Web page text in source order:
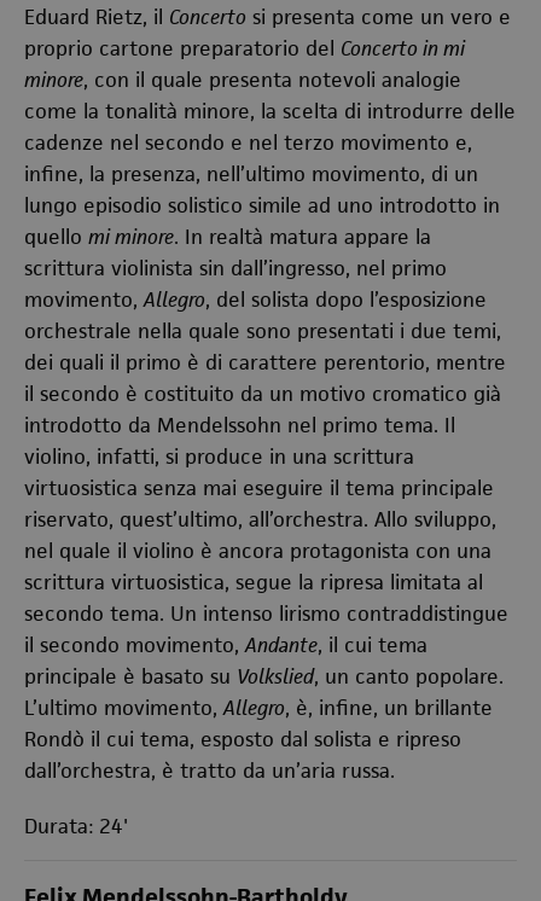
Eduard Rietz, il Concerto si presenta come un vero e
proprio cartone preparatorio del Concerto in mi
minore, con il quale presenta notevoli analogie
come la tonalità minore, la scelta di introdurre delle
cadenze nel secondo e nel terzo movimento e,
infine, la presenza, nell’ultimo movimento, di un
lungo episodio solistico simile ad uno introdotto in
quello mi minore. In realtà matura appare la
scrittura violinista sin dall’ingresso, nel primo
movimento,Allegro, del solista dopo l’esposizione
orchestrale nella quale sono presentati i due temi,
dei quali il primo è di carattere perentorio, mentre
il secondo è costituito da un motivo cromatico già
introdotto da Mendelssohn nel primo tema. Il
violino, infatti, si produce in una scrittura
virtuosistica senza mai eseguire il tema principale
riservato, quest’ultimo, all’orchestra. Allo sviluppo,
nel quale il violino è ancora protagonista con una
scrittura virtuosistica, segue la ripresa limitata al
secondo tema. Un intenso lirismo contraddistingue
il secondo movimento,Andante, il cui tema
principale è basato su Volkslied, un canto popolare.
L’ultimo movimento,Allegro, è, infine, un brillante
Rondò il cui tema, esposto dal solista e ripreso
dall’orchestra, è tratto da un’aria russa.
Durata: 24'